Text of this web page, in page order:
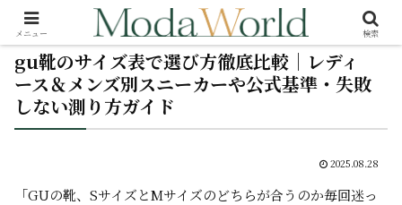
gu靴のサイズ表で選び方徹底比較｜レディ
ース＆メンズ別スニーカーや公式基準・失敗
しない測り方ガイド
2025.08.28
「GUの靴、SサイズとMサイズのどちらが合うのか毎回迷っ
メニュー 検索